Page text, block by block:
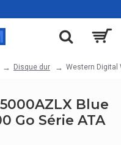
Disque dur Western Digital
Blue
Go Série ATA